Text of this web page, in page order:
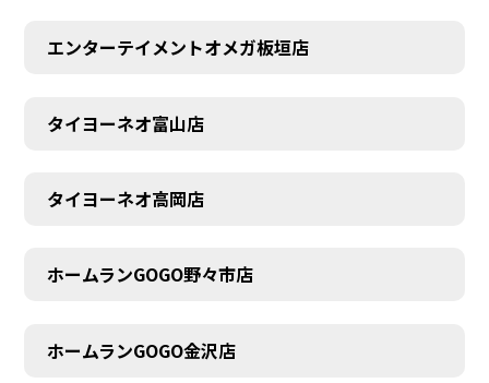
AUDITION
エンターテイメントオメガ板垣店
タイヨーネオ富山店
タイヨーネオ高岡店
ホームランGOGO野々市店
ホームランGOGO金沢店